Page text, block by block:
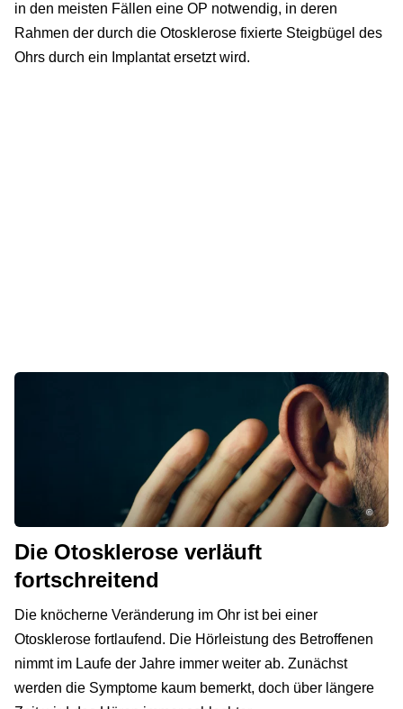
in den meisten Fällen eine OP notwendig, in deren
Rahmen der durch die Otosklerose fixierte Steigbügel des
Ohrs durch ein Implantat ersetzt wird.
©
Die Otosklerose verläuft
fortschreitend
Die knöcherne Veränderung im Ohr ist bei einer
Otosklerose fortlaufend. Die Hörleistung des Betroffenen
nimmt im Laufe der Jahre immer weiter ab. Zunächst
werden die Symptome kaum bemerkt, doch über längere